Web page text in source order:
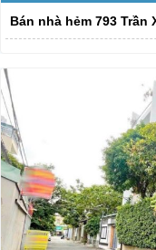
Bán nhà hẻm 793